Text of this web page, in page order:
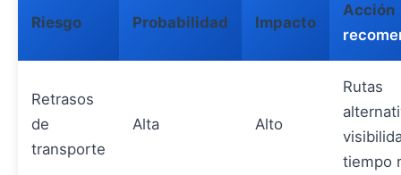
Riesgo Probabilidad Impacto
Acción
Retrasos
de
transporte
Alta Alto
Rutas
tiempo